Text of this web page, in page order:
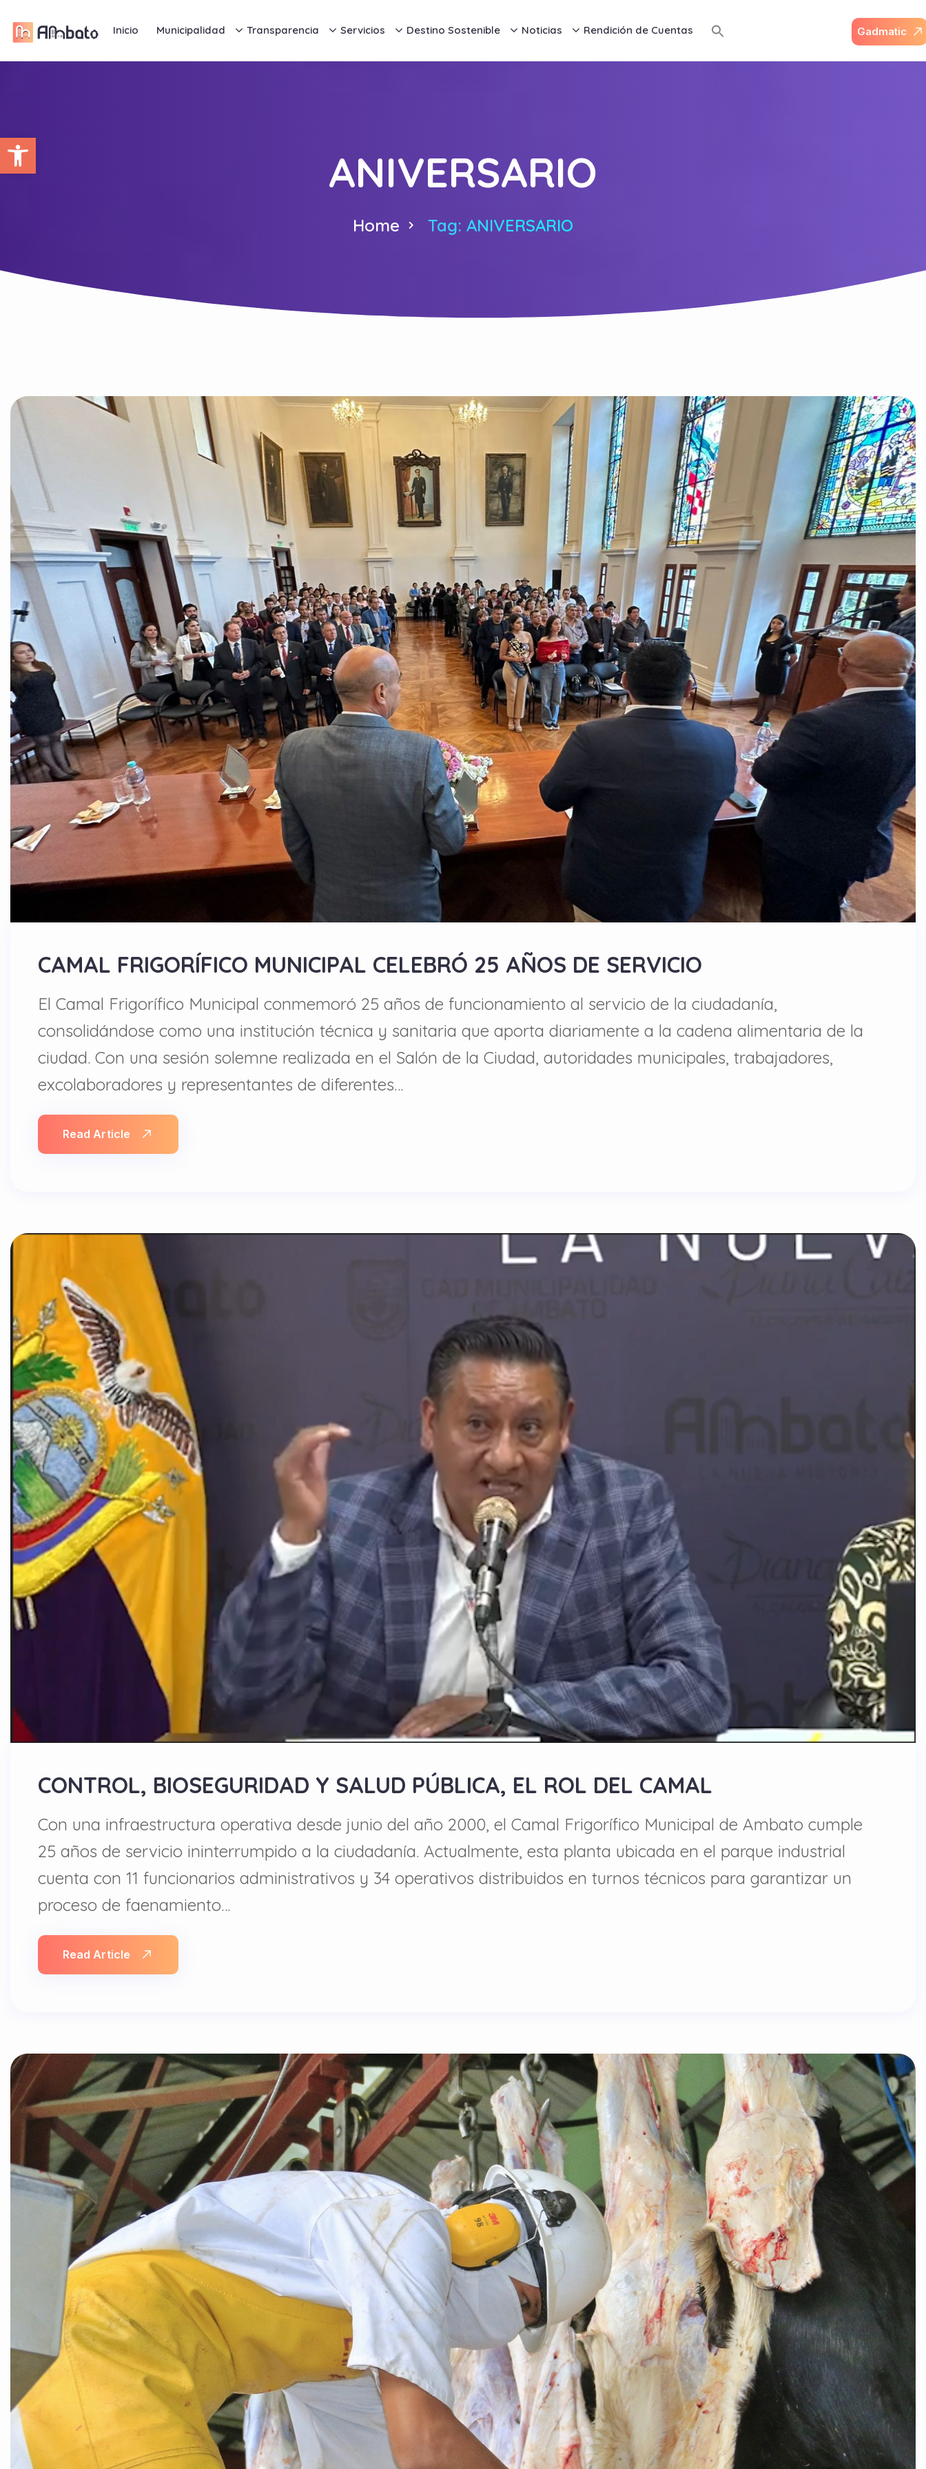
Abrir barra de herramientas
Inicio Municipalidad Transparencia Servicios Destino Sostenible Noticias Rendición de Cuentas Gadmatic
ANIVERSARIO
Home Tag: ANIVERSARIO
CAMAL FRIGORÍFICO MUNICIPAL CELEBRÓ 25 AÑOS DE SERVICIO
El Camal Frigorífico Municipal conmemoró 25 años de funcionamiento al servicio de la ciudadanía,
consolidándose como una institución técnica y sanitaria que aporta diariamente a la cadena alimentaria de la
ciudad. Con una sesión solemne realizada en el Salón de la Ciudad, autoridades municipales, trabajadores,
excolaboradores y representantes de diferentes…
Read Article
CONTROL, BIOSEGURIDAD Y SALUD PÚBLICA, EL ROL DEL CAMAL
Con una infraestructura operativa desde junio del año 2000, el Camal Frigorífico Municipal de Ambato cumple
25 años de servicio ininterrumpido a la ciudadanía. Actualmente, esta planta ubicada en el parque industrial
cuenta con 11 funcionarios administrativos y 34 operativos distribuidos en turnos técnicos para garantizar un
proceso de faenamiento…
Read Article